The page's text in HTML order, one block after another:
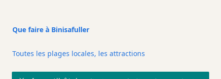
Que faire à Binisafuller
Toutes les plages locales, les attractions